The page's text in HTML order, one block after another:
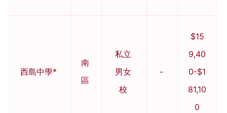
西島中學*
南
區
私立
男女
校
-
$15
9,40
0-$1
81,10
0